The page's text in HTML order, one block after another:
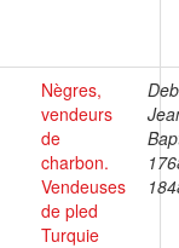
Nègres,
vendeurs
de
charbon.
Vendeuses
de pled
Turquie